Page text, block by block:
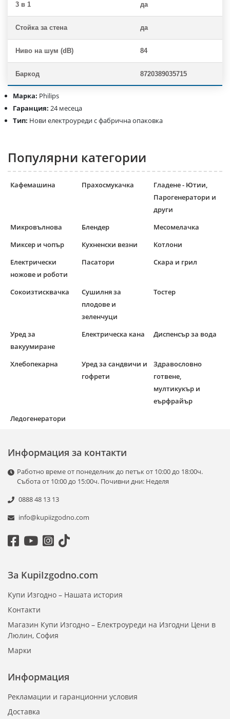
3 в 1 да
Стойка за стена да
Ниво на шум (dB) 84
Баркод 8720389035715
Марка: Philips
Гаранция: 24 месеца
Тип: Нови електроуреди с фабрична опаковка
Популярни категории
Кафемашина Прахосмукачка
Гладене - Ютии,
Парогенератори и
други
Микровълнова
Блендер
Месомелачка
Миксер и чопър
Кухненски везни
Котлони
Електрически
ножове и роботи
Пасатори Скара и грил
Сокоизтисквачка
Сушилня за
плодове и
зеленчуци
Тостер
Уред за
вакуумиране
Електрическа кана Диспенсър за вода
Хлебопекарна
Уред за сандвичи и
гофрети
Здравословно
готвене,
мултикукър и
еърфрайър
Ледогенератори
Информация за контакти
Работно време от понеделник до петък от 10:00 до 18:00ч.
Събота от 10:00 до 15:00ч. Почивни дни: Неделя
0888 48 13 13
info@kupiizgodno.com
Информация
Рекламации и гаранционни условия
Доставка
За KupiIzgodno.com
Купи Изгодно – Нашата история
Контакти
Магазин Купи Изгодно – Електроуреди на Изгодни Цени в
Люлин, София
Марки